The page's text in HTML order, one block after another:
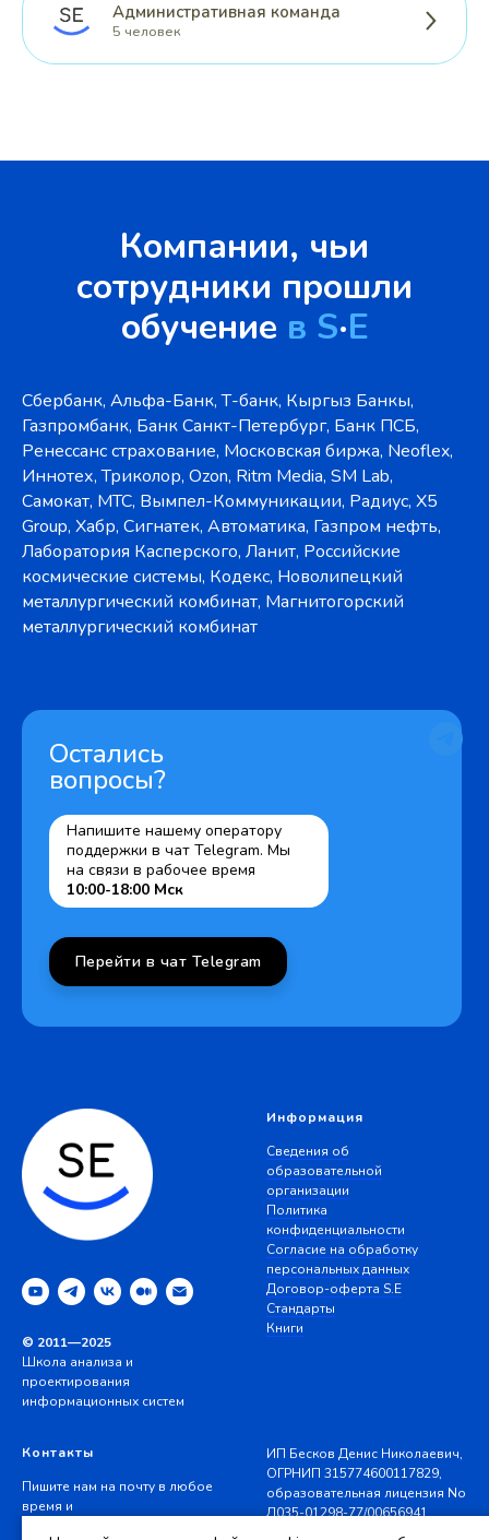
Административная команда
5 человек
Компании, чьи
сотрудники прошли
обучение в S·E
Сбербанк, Альфа-Банк, Т-банк, Кыргыз Банкы,
Газпромбанк, Банк Санкт-Петербург, Банк ПСБ,
Ренессанс страхование, Московская биржа, Neoflex,
Иннотех, Триколор, Ozon, Ritm Media, SM Lab,
Самокат, МТС, Вымпел-Коммуникации, Радиус, X5
Group, Хабр, Сигнатек, Автоматика, Газпром нефть,
Лаборатория Касперского, Ланит, Российские
космические системы, Кодекс, Новолипецкий
металлургический комбинат, Магнитогорский
металлургический комбинат
Остались
вопросы?
Напишите нашему оператору
поддержки в чат Telegram. Мы
на связи в рабочее время
10:00-18:00 Мск
Перейти в чат Telegram
© 2011—2025
Школа анализа и
проектирования
информационных систем
Информация
Сведения об
образовательной
организации
Политика
конфиденциальности
Согласие на обработку
персональных данных
Договор-оферта S.E
Стандарты
Книги
Контакты
Пишите нам на почту в любое
время и
ИП Бесков Денис Николаевич,
ОГРНИП 315774600117829,
образовательная лицензия No
Л035-01298-77/00656941